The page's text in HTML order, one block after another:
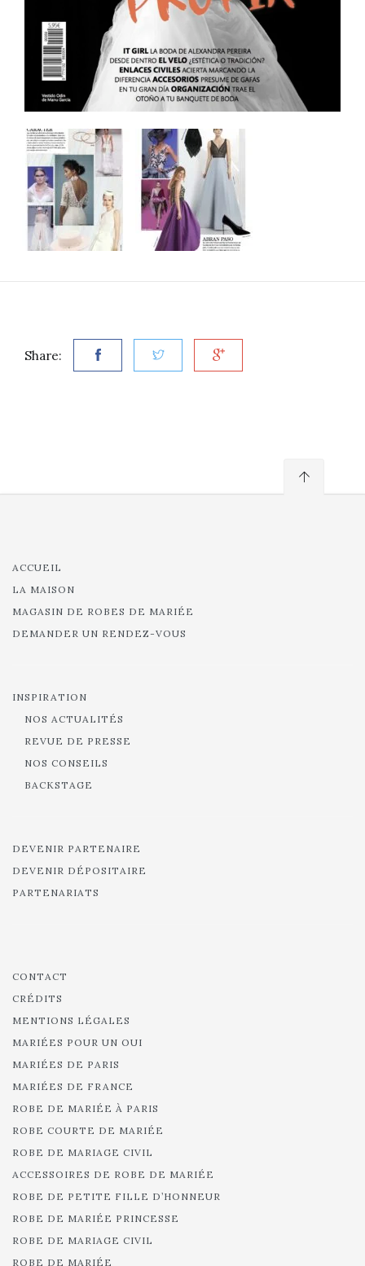
Share:
ACCUEIL
LA MAISON
MAGASIN DE ROBES DE MARIÉE
DEMANDER UN RENDEZ-VOUS
INSPIRATION
NOS ACTUALITÉS
REVUE DE PRESSE
NOS CONSEILS
BACKSTAGE
DEVENIR PARTENAIRE
DEVENIR DÉPOSITAIRE
PARTENARIATS
CONTACT
CRÉDITS
MENTIONS LÉGALES
MARIÉES POUR UN OUI
MARIÉES DE PARIS
MARIÉES DE FRANCE
ROBE DE MARIÉE À PARIS
ROBE COURTE DE MARIÉE
ROBE DE MARIAGE CIVIL
ACCESSOIRES DE ROBE DE MARIÉE
ROBE DE PETITE FILLE D’HONNEUR
ROBE DE MARIÉE PRINCESSE
ROBE DE MARIAGE CIVIL
ROBE DE MARIÉE